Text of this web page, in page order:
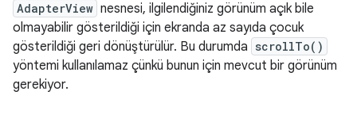
AdapterView nesnesi, ilgilendiğiniz görünüm açık bile
olmayabilir gösterildiği için ekranda az sayıda çocuk
gösterildiği geri dönüştürülür. Bu durumda scrollTo()
yöntemi kullanılamaz çünkü bunun için mevcut bir görünüm
gerekiyor.